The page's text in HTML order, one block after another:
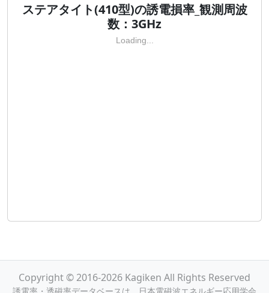
ステアタイト(410型)の誘電損率_観測周波
数：3GHz
Loading...
Copyright © 2016-2026 Kagiken All Rights Reserved